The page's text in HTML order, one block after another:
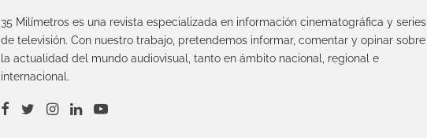
35 Milímetros es una revista especializada en información cinematográfica y series
de televisión. Con nuestro trabajo, pretendemos informar, comentar y opinar sobre
la actualidad del mundo audiovisual, tanto en ámbito nacional, regional e
internacional.